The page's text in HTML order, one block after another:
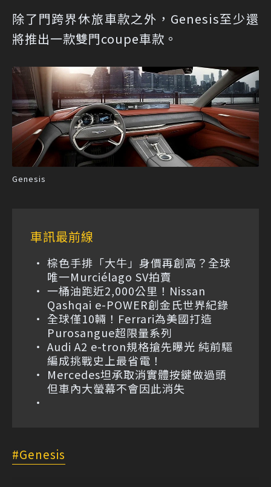
除了門跨界休旅車款之外，Genesis至少還
將推出一款雙門coupe車款。
Genesis
車訊最前線
棕色手排「大牛」身價再創高？全球
唯一Murciélago SV拍賣
一桶油跑近2,000公里！Nissan
Qashqai e-POWER創金氏世界紀錄
全球僅10輛！Ferrari為美國打造
Purosangue超限量系列
Audi A2 e-tron規格搶先曝光 純前驅
編成挑戰史上最省電！
Mercedes坦承取消實體按鍵做過頭
但車內大螢幕不會因此消失
Genesis